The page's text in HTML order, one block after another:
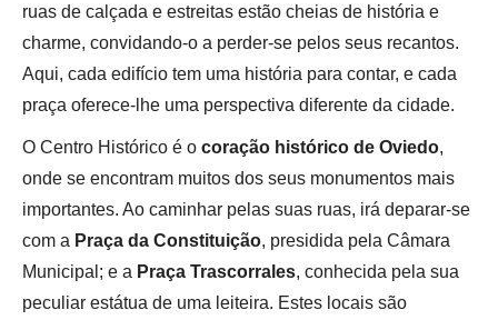
ruas de calçada e estreitas estão cheias de história e
charme, convidando-o a perder-se pelos seus recantos.
Aqui, cada edifício tem uma história para contar, e cada
praça oferece-lhe uma perspectiva diferente da cidade.
O Centro Histórico é o coração histórico de Oviedo,
onde se encontram muitos dos seus monumentos mais
importantes. Ao caminhar pelas suas ruas, irá deparar-se
com a Praça da Constituição, presidida pela Câmara
Municipal; e a Praça Trascorrales, conhecida pela sua
peculiar estátua de uma leiteira. Estes locais são